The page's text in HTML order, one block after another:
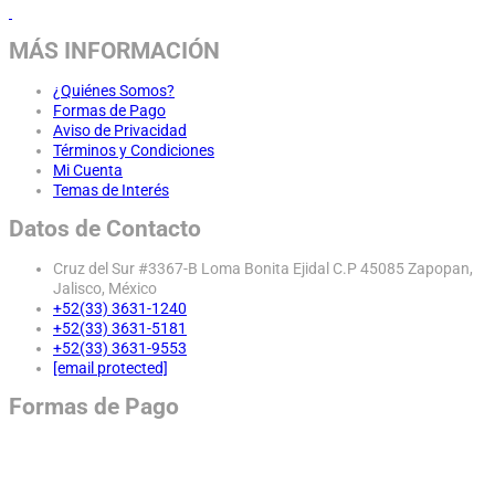
MÁS INFORMACIÓN
¿Quiénes Somos?
Formas de Pago
Aviso de Privacidad
Términos y Condiciones
Mi Cuenta
Temas de Interés
Datos de Contacto
Cruz del Sur #3367-B Loma Bonita Ejidal C.P 45085 Zapopan,
Jalisco, México
+52(33) 3631-1240
+52(33) 3631-5181
+52(33) 3631-9553
[email protected]
Formas de Pago